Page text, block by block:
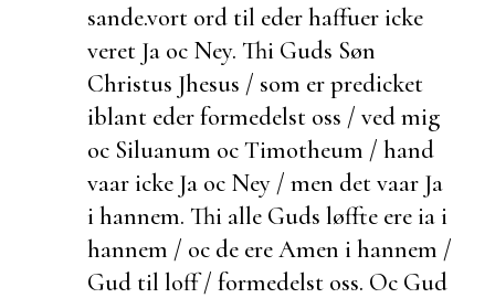
sande.vort ord til eder haffuer icke
veret Ja oc Ney. Thi Guds Søn
Christus Jhesus / som er predicket
iblant eder formedelst oss / ved mig
oc Siluanum oc Timotheum / hand
vaar icke Ja oc Ney / men det vaar Ja
i hannem. Thi alle Guds løffte ere ia i
hannem / oc de ere Amen i hannem /
Gud til loff / formedelst oss. Oc Gud